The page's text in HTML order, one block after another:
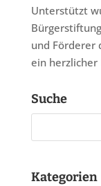
Unterstützt
und Förderer
ein herzlicher
Suche
Kategorien